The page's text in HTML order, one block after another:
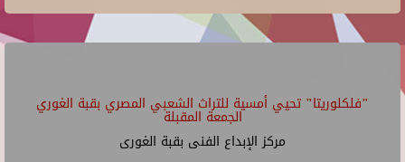
"فلكلوريتا" تحيي أمسية للتراث الشعبي المصري بقبة الغوري
الجمعة المقبلة
مركز الإبداع الفنى بقبة الغورى